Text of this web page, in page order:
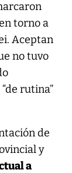
torno a
Aceptan
no tuvo
rutina”
de
y
a